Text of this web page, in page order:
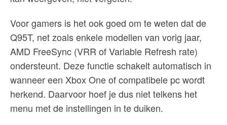
Voor gamers is het ook goed om te weten dat de
Q95T, net zoals enkele modellen van vorig jaar,
AMD FreeSync (VRR of Variable Refresh rate)
ondersteunt. Deze functie schakelt automatisch in
wanneer een Xbox One of compatibele pc wordt
herkend. Daarvoor hoef je dus niet telkens het
menu met de instellingen in te duiken.